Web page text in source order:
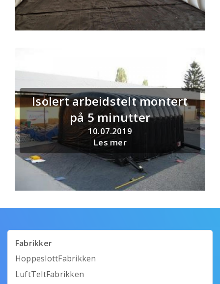
Isolert arbeidstelt montert
på 5 minutter
10.07.2019
Les mer
Fabrikker
HoppeslottFabrikken
LuftTeltFabrikken